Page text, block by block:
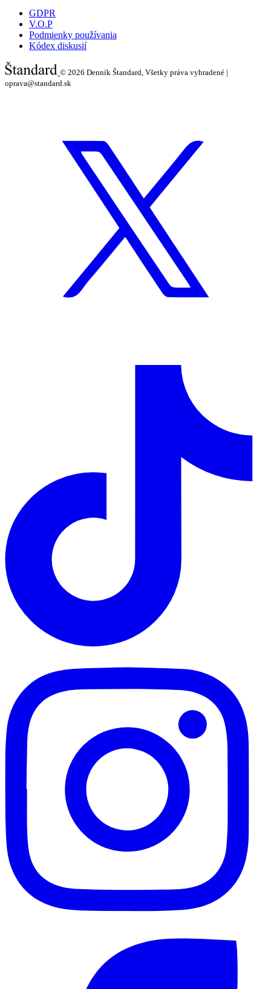
GDPR
V.O.P
Podmienky používania
Kódex diskusií
© 2026 Denník Štandard, Všetky práva vyhradené |
oprava@standard.sk